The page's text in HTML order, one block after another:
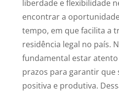
liberdade e flexibilidade
encontrar a
tempo, em que facilita a
residência legal no país.
fundamental estar
prazos para garantir que
positiva e produtiva.